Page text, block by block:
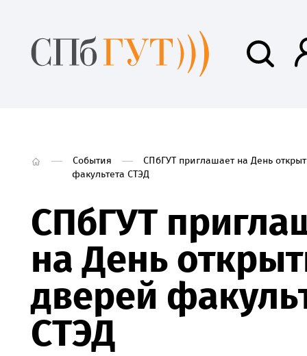
События
СПбГУТ приглашает на День
факультета СТЭД
СПбГУТ
на День
дверей
СТЭД